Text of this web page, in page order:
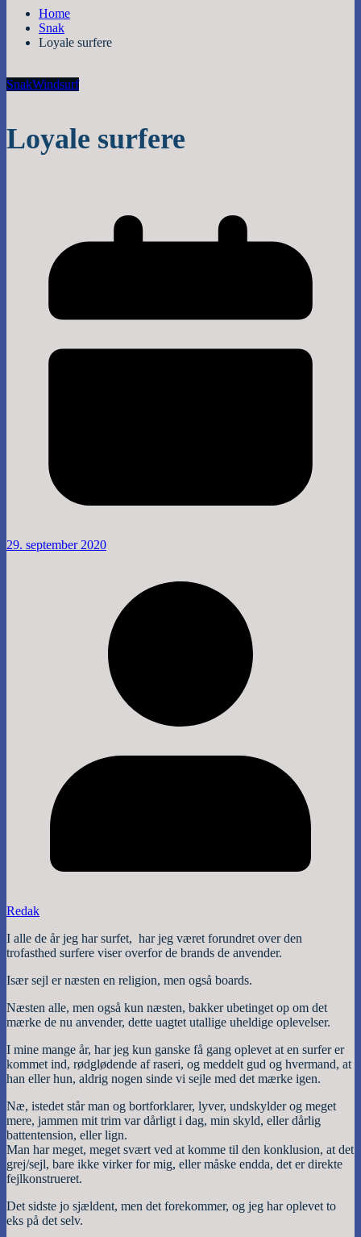
Home
Snak
Loyale surfere
SnakWindsurf
Loyale surfere
29. september 2020
Redak
I alle de år jeg har surfet, har jeg været forundret over den
trofasthed surfere viser overfor de brands de anvender.
Især sejl er næsten en religion, men også boards.
Næsten alle, men også kun næsten, bakker ubetinget op om det
mærke de nu anvender, dette uagtet utallige uheldige oplevelser.
I mine mange år, har jeg kun ganske få gang oplevet at en surfer er
kommet ind, rødglødende af raseri, og meddelt gud og hvermand, at
han eller hun, aldrig nogen sinde vi sejle med det mærke igen.
Næ, istedet står man og bortforklarer, lyver, undskylder og meget
mere, jammen mit trim var dårligt i dag, min skyld, eller dårlig
battentension, eller lign.
Man har meget, meget svært ved at komme til den konklusion, at det
grej/sejl, bare ikke virker for mig, eller måske endda, det er direkte
fejlkonstrueret.
Det sidste jo sjældent, men det forekommer, og jeg har oplevet to
eks på det selv.